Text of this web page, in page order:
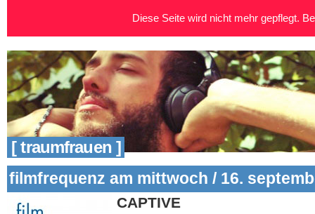
[ traumfrauen ]
filmfrequenz am mittwoch / 16.
CAPTIVE
Diese Seite wird nicht mehr gepflegt.